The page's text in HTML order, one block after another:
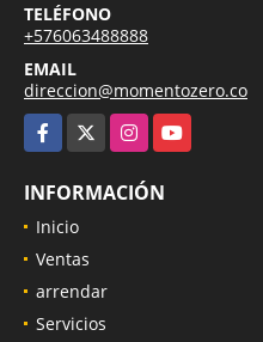
TELÉFONO
+576063488888
EMAIL
direccion@momentozero.co
Facebook
InstagramYouTube
INFORMACIÓN
Inicio
Ventas
arrendar
Servicios